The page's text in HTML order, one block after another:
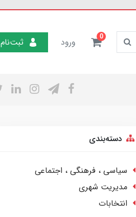
0 ورود ثبت‌نام
دسته‌بندی
سیاسی ، فرهنگی ، اجتماعی
مدیریت شهری
انتخابات